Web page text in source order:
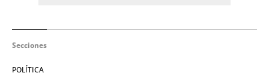
Secciones
POLÍTICA